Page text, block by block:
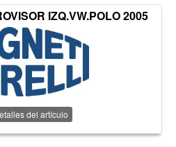
IZQ.VW.POLO 2005
del artículo